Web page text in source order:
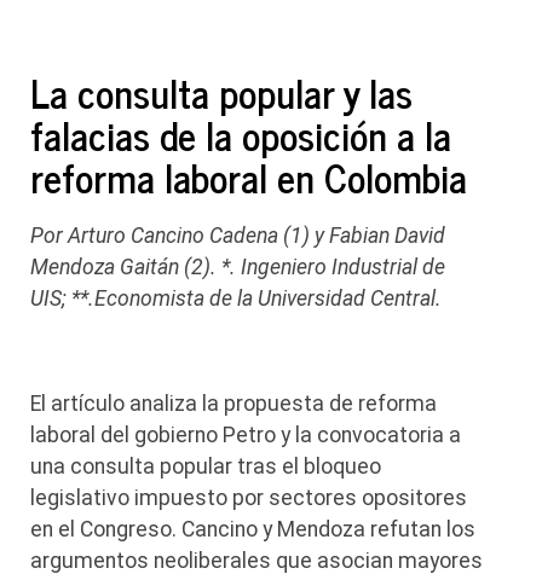
La consulta popular y las
falacias de la oposición a la
reforma laboral en Colombia
Por Arturo Cancino Cadena (1) y Fabian David
Mendoza Gaitán (2). *. Ingeniero Industrial de
UIS; **.Economista de la Universidad Central.
El artículo analiza la propuesta de reforma
laboral del gobierno Petro y la convocatoria a
una consulta popular tras el bloqueo
legislativo impuesto por sectores opositores
en el Congreso. Cancino y Mendoza refutan los
argumentos neoliberales que asocian mayores